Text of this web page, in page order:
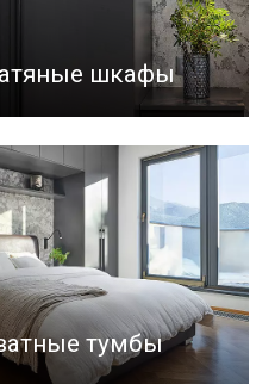
шкафы
тумбы